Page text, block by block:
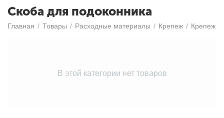
Скоба для подоконника
Главная / Товары / Расходные материалы / Крепеж / Крепеж
В этой категории нет товаров